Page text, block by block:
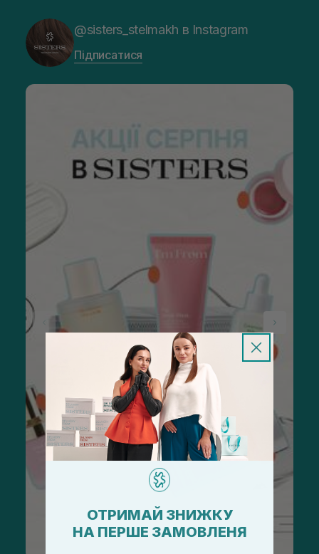
@sisters_stelmakh в Instagram
Підписатися
ОТРИМАЙ ЗНИЖКУ
НА ПЕРШЕ ЗАМОВЛЕНЯ